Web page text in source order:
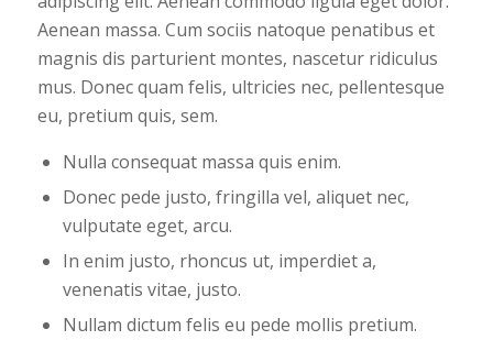
Aenean massa. Cum sociis natoque penatibus et
magnis dis parturient montes, nascetur ridiculus
mus. Donec quam felis, ultricies nec, pellentesque
eu, pretium quis, sem.
Nulla consequat massa quis enim.
Donec pede justo, fringilla vel, aliquet nec,
vulputate eget, arcu.
In enim justo, rhoncus ut, imperdiet a,
venenatis vitae, justo.
Nullam dictum felis eu pede mollis pretium.